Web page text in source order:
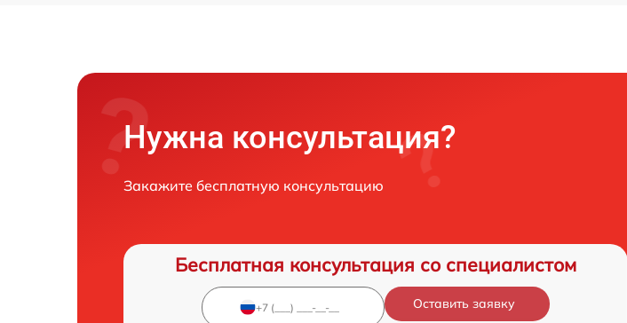
Нужна консультация?
Закажите бесплатную консультацию
Бесплатная консультация со специалистом
Оставить заявку